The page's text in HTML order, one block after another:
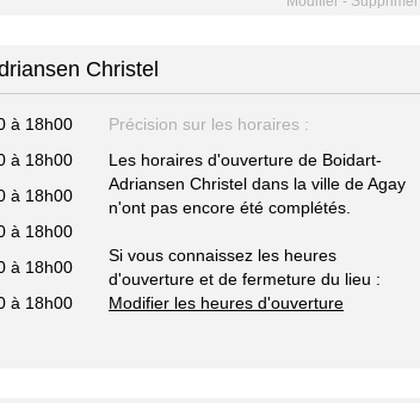
Christel
à 18h00
à 18h00
à 18h00
à 18h00
à 18h00
à 18h00
Précision sur les horaires :
Les horaires d'ouverture de Boidart-
Adriansen Christel dans la ville de Agay
n'ont pas encore été complétés.
Si vous connaissez les heures
d'ouverture et de fermeture du lieu :
Modifier les heures d'ouverture